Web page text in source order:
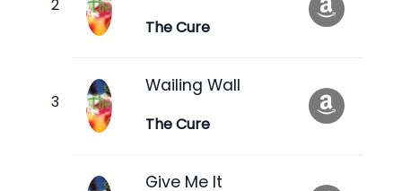
The Cure
Wailing Wall
The Cure
Give Me It